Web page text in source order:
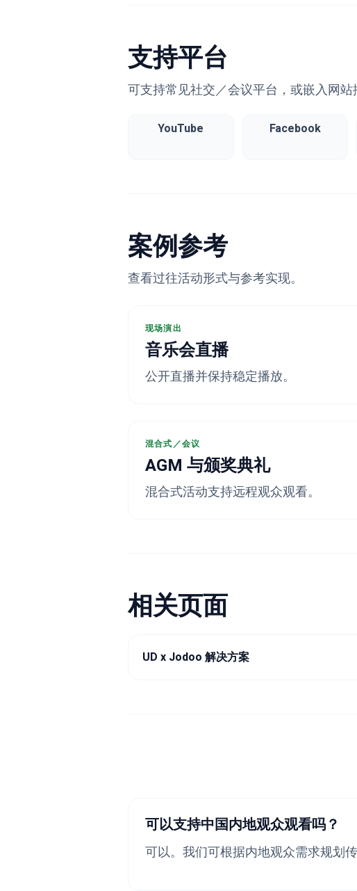
支持平台
可支持常见社交／会议平台，或嵌入网站
YouTube Facebook
案例参考
查看过往活动形式与参考实现。
现场演出
音乐会直播
公开直播并保持稳定播放。
混合式／会议
AGM 与颁奖典礼
混合式活动支持远程观众观看。
相关页面
UD x Jodoo 解决方案
可以支持中国内地观众观看吗？
可以。我们可根据内地观众需求规划